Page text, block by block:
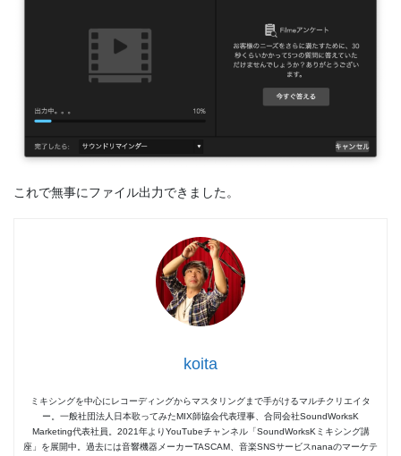
これで無事にファイル出力できました。
koita
ミキシングを中心にレコーディングからマスタリングまで手がけるマルチクリエイタ
ー。一般社団法人日本歌ってみたMIX師協会代表理事、合同会社SoundWorksK
Marketing代表社員。2021年よりYouTubeチャンネル「SoundWorksKミキシング講
座」を展開中。過去には音響機器メーカーTASCAM、音楽SNSサービスnanaのマーケテ